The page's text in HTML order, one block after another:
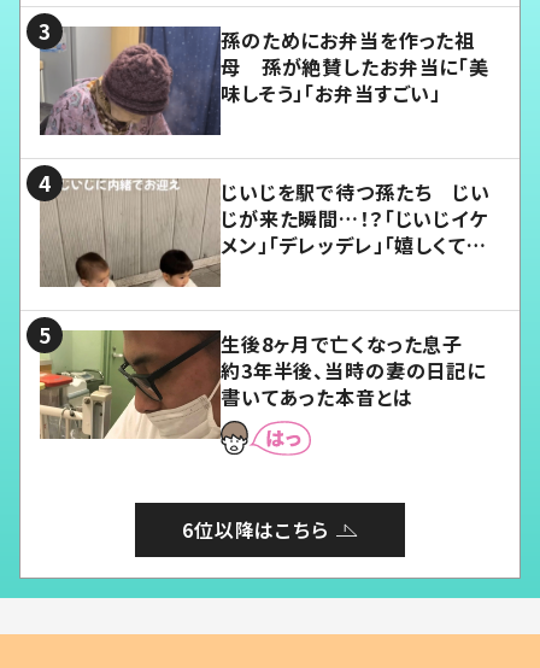
孫のためにお弁当を作った祖
母 孫が絶賛したお弁当に「美
味しそう」「お弁当すごい」
じいじを駅で待つ孫たち じい
じが来た瞬間…！？「じいじイケ
メン」「デレッデレ」「嬉しくて可
生後8ヶ月で亡くなった息子
約3年半後、当時の妻の日記に
書いてあった本音とは
6位以降はこちら